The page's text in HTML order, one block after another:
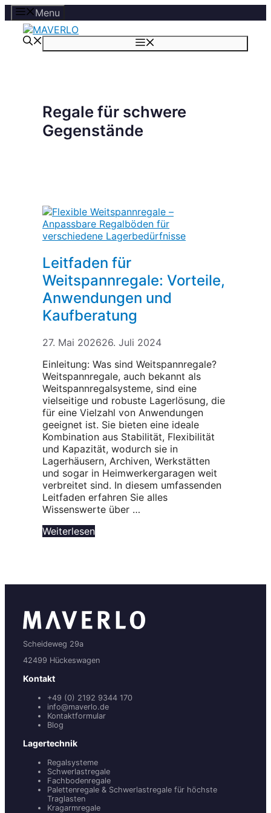
Zum
Inhalt
springen
Menu
Regale für schwere
Gegenstände
Leitfaden für
Weitspannregale: Vorteile,
Anwendungen und
Kaufberatung
27. Mai 202626. Juli 2024
Einleitung: Was sind Weitspannregale?
Weitspannregale, auch bekannt als
Weitspannregalsysteme, sind eine
vielseitige und robuste Lagerlösung, die
für eine Vielzahl von Anwendungen
geeignet ist. Sie bieten eine ideale
Kombination aus Stabilität, Flexibilität
und Kapazität, wodurch sie in
Lagerhäusern, Archiven, Werkstätten
und sogar in Heimwerkergaragen weit
verbreitet sind. In diesem umfassenden
Leitfaden erfahren Sie alles
Wissenswerte über …
Weiterlesen
Scheideweg 29a
42499 Hückeswagen
Kontakt
+49 (0) 2192 9344 170
info@maverlo.de
Kontaktformular
Blog
Lagertechnik
Regalsysteme
Schwerlastregale
Fachbodenregale
Palettenregale & Schwerlastregale für höchste
Traglasten
Kragarmregale